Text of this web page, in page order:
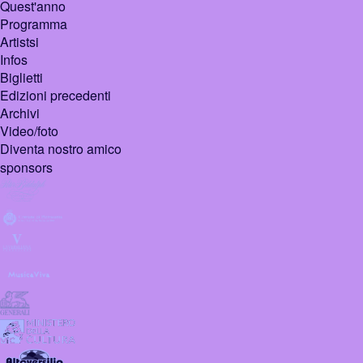
Quest'anno
Programma
Artistsi
Infos
Biglietti
Edizioni precedenti
Archivi
Video/foto
Diventa nostro amico
sponsors